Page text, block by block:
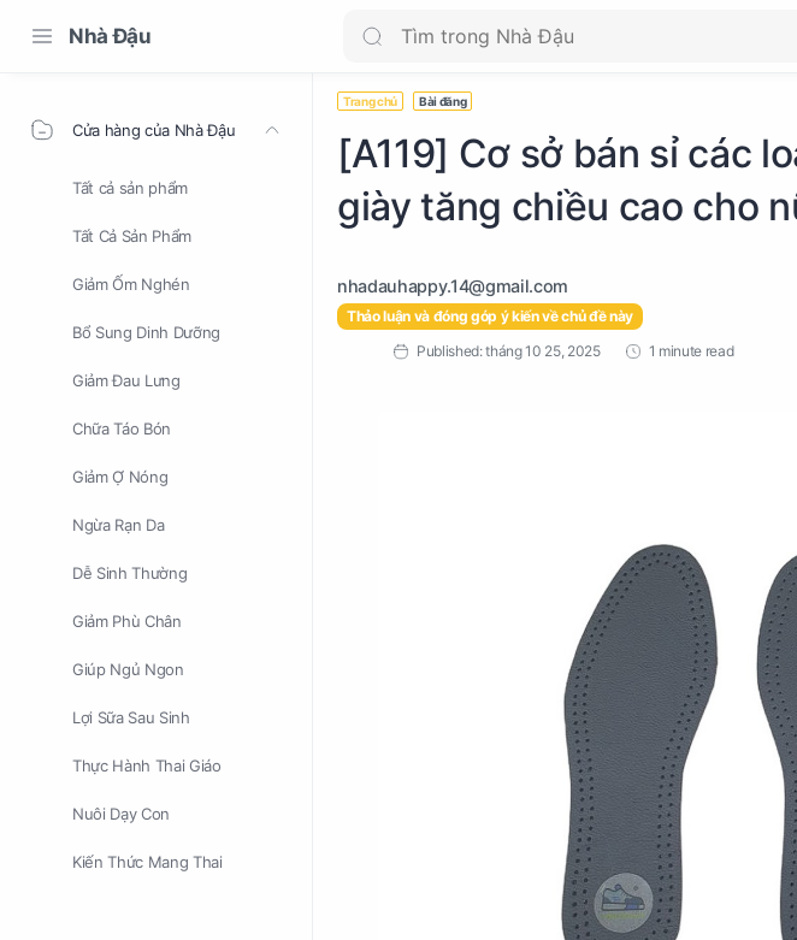
Nhà Đậu
Cửa hàng của Nhà Đậu
Tất cả sản phẩm
Tất Cả Sản Phẩm
Giảm Ốm Nghén
Bổ Sung Dinh Dưỡng
Giảm Đau Lưng
Chữa Táo Bón
Giảm Ợ Nóng
Ngừa Rạn Da
Dễ Sinh Thường
Giảm Phù Chân
Giúp Ngủ Ngon
Lợi Sữa Sau Sinh
Thực Hành Thai Giáo
Nuôi Dạy Con
Kiến Thức Mang Thai
Trang chủ Bài đăng
[A119] Cơ sở bán sỉ các
giày tăng chiều cao cho
Thảo luận và đóng góp ý kiến về chủ đề này
1 minute read